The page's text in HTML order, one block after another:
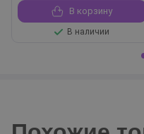
В корзину
В наличии